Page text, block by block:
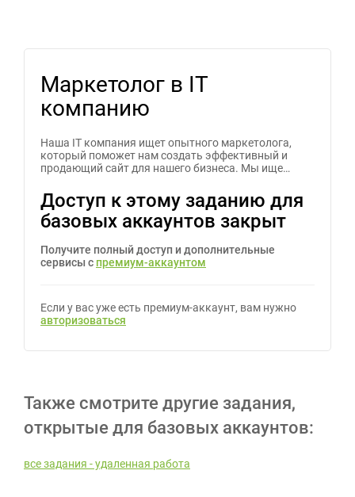
Маркетолог в IT
компанию
Наша IT компания ищет опытного маркетолога,
который поможет нам создать эффективный и
продающий сайт для нашего бизнеса. Мы ище…
Доступ к этому заданию для
базовых аккаунтов закрыт
Получите полный доступ и дополнительные
сервисы с премиум-аккаунтом
Если у вас уже есть премиум-аккаунт, вам нужно
авторизоваться
Также смотрите другие задания,
открытые для базовых аккаунтов:
все задания - удаленная работа